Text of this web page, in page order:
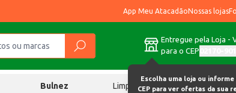
App Meu AtacadãoNossas lojas
Entregue pela Loja -
para o CEP
Escolha uma loja ou informe
CEP para ver ofertas da sua
Bulnez Limpeza Chocolates